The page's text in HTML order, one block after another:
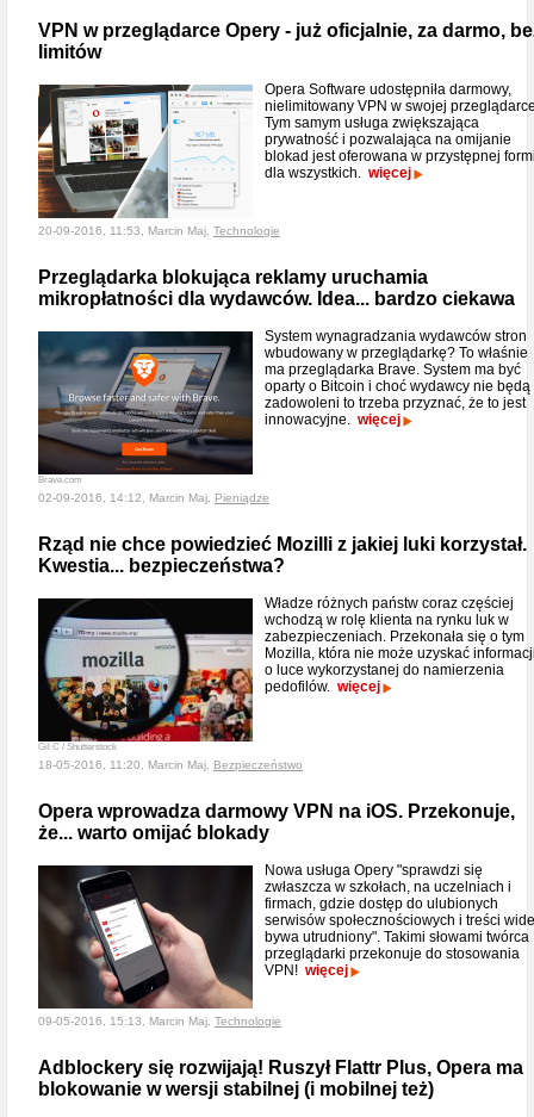
VPN w przeglądarce Opery - już oficjalnie, za darmo,
limitów
Opera Software udostępniła darmowy,
nielimitowany VPN w swojej
Tym samym usługa zwiększająca
prywatność i pozwalająca na omijanie
blokad jest oferowana w przystępnej
dla wszystkich. więcej
20-09-2016, 11:53, Marcin Maj, Technologie
Przeglądarka blokująca reklamy uruchamia
mikropłatności dla wydawców. Idea... bardzo ciekawa
Brave.com
System wynagradzania wydawców stron
wbudowany w przeglądarkę? To właśnie
ma przeglądarka Brave. System ma być
oparty o Bitcoin i choć wydawcy nie będą
zadowoleni to trzeba przyznać, że to jest
innowacyjne. więcej
02-09-2016, 14:12, Marcin Maj, Pieniądze
Rząd nie chce powiedzieć Mozilli z jakiej luki korzystał.
Kwestia... bezpieczeństwa?
Gil C / Shutterstock
Władze różnych państw coraz częściej
wchodzą w rolę klienta na rynku luk w
zabezpieczeniach. Przekonała się o tym
Mozilla, która nie może uzyskać
o luce wykorzystanej do namierzenia
pedofilów. więcej
18-05-2016, 11:20, Marcin Maj, Bezpieczeństwo
Opera wprowadza darmowy VPN na iOS. Przekonuje,
że... warto omijać blokady
Nowa usługa Opery "sprawdzi się
zwłaszcza w szkołach, na uczelniach i
firmach, gdzie dostęp do ulubionych
serwisów społecznościowych i treści
bywa utrudniony". Takimi słowami twórca
przeglądarki przekonuje do stosowania
VPN! więcej
09-05-2016, 15:13, Marcin Maj, Technologie
Adblockery się rozwijają! Ruszył Flattr Plus, Opera ma
blokowanie w wersji stabilnej (i mobilnej też)